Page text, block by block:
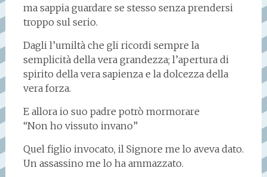
ma sappia guardare se stesso senza prendersi
troppo sul serio.
Dagli l’umiltà che gli ricordi sempre la
semplicità della vera grandezza; l’apertura di
spirito della vera sapienza e la dolcezza della
vera forza.
E allora io suo padre potrò mormorare
“Non ho vissuto invano”
Quel figlio invocato, il Signore me lo aveva dato.
Un assassino me lo ha ammazzato.